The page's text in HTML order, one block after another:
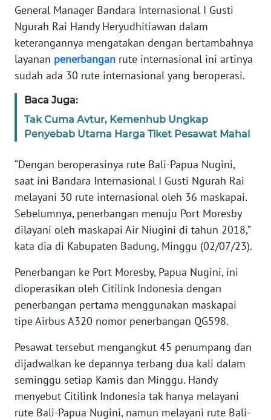
General Manager Bandara Internasional I Gusti
Ngurah Rai Handy Heryudhitiawan dalam
keterangannya mengatakan dengan bertambahnya
layanan penerbangan rute internasional ini artinya
sudah ada 30 rute internasional yang beroperasi.
Baca Juga:
Tak Cuma Avtur, Kemenhub Ungkap
Penyebab Utama Harga Tiket Pesawat Mahal
“Dengan beroperasinya rute Bali-Papua Nugini,
saat ini Bandara Internasional I Gusti Ngurah Rai
melayani 30 rute internasional oleh 36 maskapai.
Sebelumnya, penerbangan menuju Port Moresby
dilayani oleh maskapai Air Niugini di tahun 2018,”
kata dia di Kabupaten Badung, Minggu (02/07/23).
Penerbangan ke Port Moresby, Papua Nugini, ini
dioperasikan oleh Citilink Indonesia dengan
penerbangan pertama menggunakan maskapai
tipe Airbus A320 nomor penerbangan QG598.
Pesawat tersebut mengangkut 45 penumpang dan
dijadwalkan ke depannya terbang dua kali dalam
seminggu setiap Kamis dan Minggu. Handy
menyebut Citilink Indonesia tak hanya melayani
rute Bali-Papua Nugini, namun melayani rute Bali-
KARIR
DISCLAIMER
Wahana
News
Regional
WN
SUMUT
WN
JAKARTA
WN
JABAR
BANTEN
WN
NTT
WN
KEPRI
WN
PAPUA